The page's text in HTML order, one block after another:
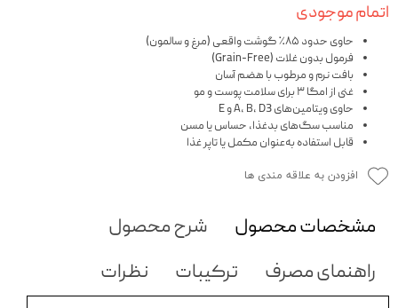
اتمام موجودی
حاوی حدود ۸۵٪ گوشت واقعی (مرغ و سالمون)
فرمول بدون غلات (Grain-Free)
بافت نرم و مرطوب با هضم آسان
غنی از امگا ۳ برای سلامت پوست و مو
حاوی ویتامین‌های A، B، D3 و E
مناسب سگ‌های بدغذا، حساس یا مسن
قابل استفاده به‌عنوان مکمل یا تاپر غذا
افزودن به علاقه مندی ها
مشخصات محصول
شرح محصول
راهنمای مصرف
ترکیبات نظرات